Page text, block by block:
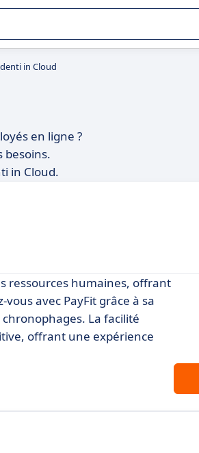
in Cloud
en ligne ?
besoins.
in Cloud.
ressources humaines, offrant
avec PayFit grâce à sa
La facilité
offrant une expérience